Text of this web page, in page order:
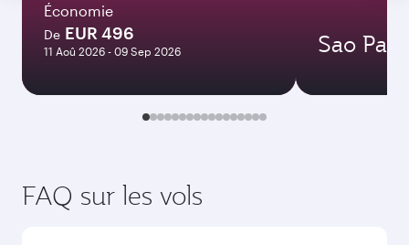
Économie
De EUR 496
11 Aoû 2026 - 09 Sep 2026 Sao
FAQ sur les vols